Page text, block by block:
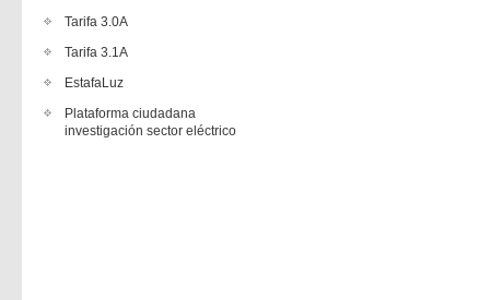
Tarifa 3.0A
Tarifa 3.1A
EstafaLuz
Plataforma ciudadana
investigación sector eléctrico